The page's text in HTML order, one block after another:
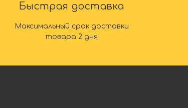
Быстрая доставка
Максимальный срок доставки
товара 2 дня